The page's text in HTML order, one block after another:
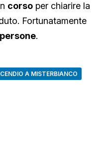
corso per chiarire la
Fortunatamente
.
A MISTERBIANCO